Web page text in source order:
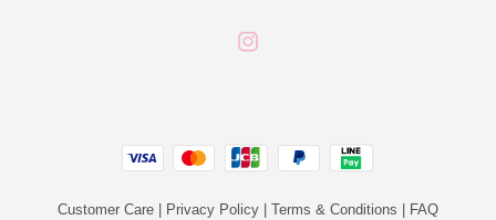
Visa Master JCB Paypal
Customer Care | Privacy Policy | Terms & Conditions | FAQ